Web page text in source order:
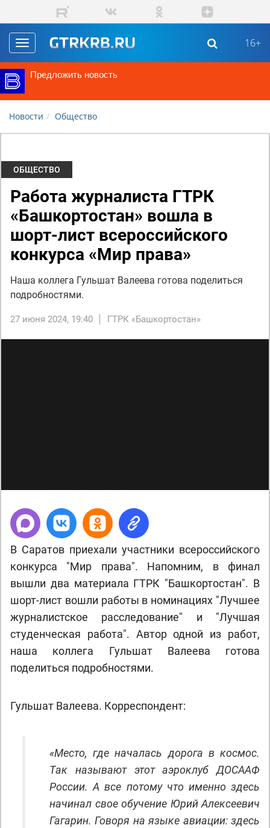
Перейти к основному содержанию
Toggle
navigation
16+
Предложить новость
Новости Общество
ОБЩЕСТВО
Работа журналиста ГТРК
«Башкортостан» вошла в
шорт-лист всероссийского
конкурса «Мир права»
Наша коллега Гульшат Валеева готова поделиться
подробностями.
27 июня 2024, 19:40 ГТРК «Башкортостан»
В Саратов приехали участники всероссийского
конкурса "Мир права". Напомним, в финал
вышли два материала ГТРК "Башкортостан". В
шорт-лист вошли работы в номинациях "Лучшее
журналистское расследование" и "Лучшая
студенческая работа". Автор одной из работ,
наша коллега Гульшат Валеева готова
поделиться подробностями.
Гульшат Валеева. Корреспондент:
«Место, где началась дорога в космос.
Так называют этот аэроклуб ДОСААФ
России. А все потому что именно здесь
начинал свое обучение Юрий Алексеевич
Гагарин. Говоря на языке авиации: здесь